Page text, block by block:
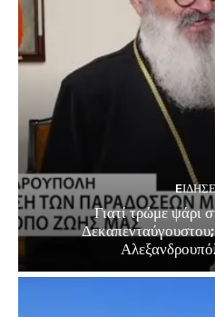
Γιατί τρώμε ψάρι